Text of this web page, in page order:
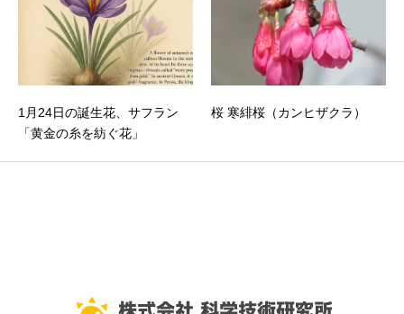
1月24日の誕生花、サフラン
「黄金の糸を紡ぐ花」
桜 寒緋桜（カンヒザクラ）